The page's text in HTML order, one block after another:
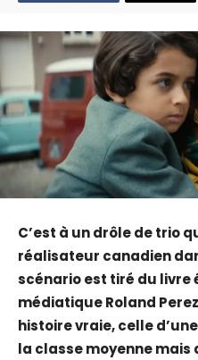
C’est à un drôle de trio
réalisateur canadien
scénario est tiré du livre
médiatique Roland
histoire vraie, celle
la classe moyenne mais